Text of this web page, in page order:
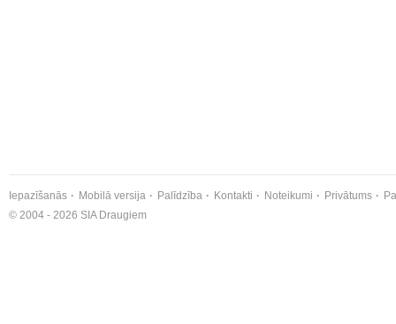
Iepazīšanās Mobilā versija Palīdzība Kontakti Noteikumi Privātums
© 2004 - 2026 SIA Draugiem